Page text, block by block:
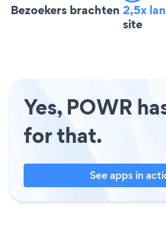
Bezoekers brachten 2,5x
site
Yes, POWR
for that.
See apps in